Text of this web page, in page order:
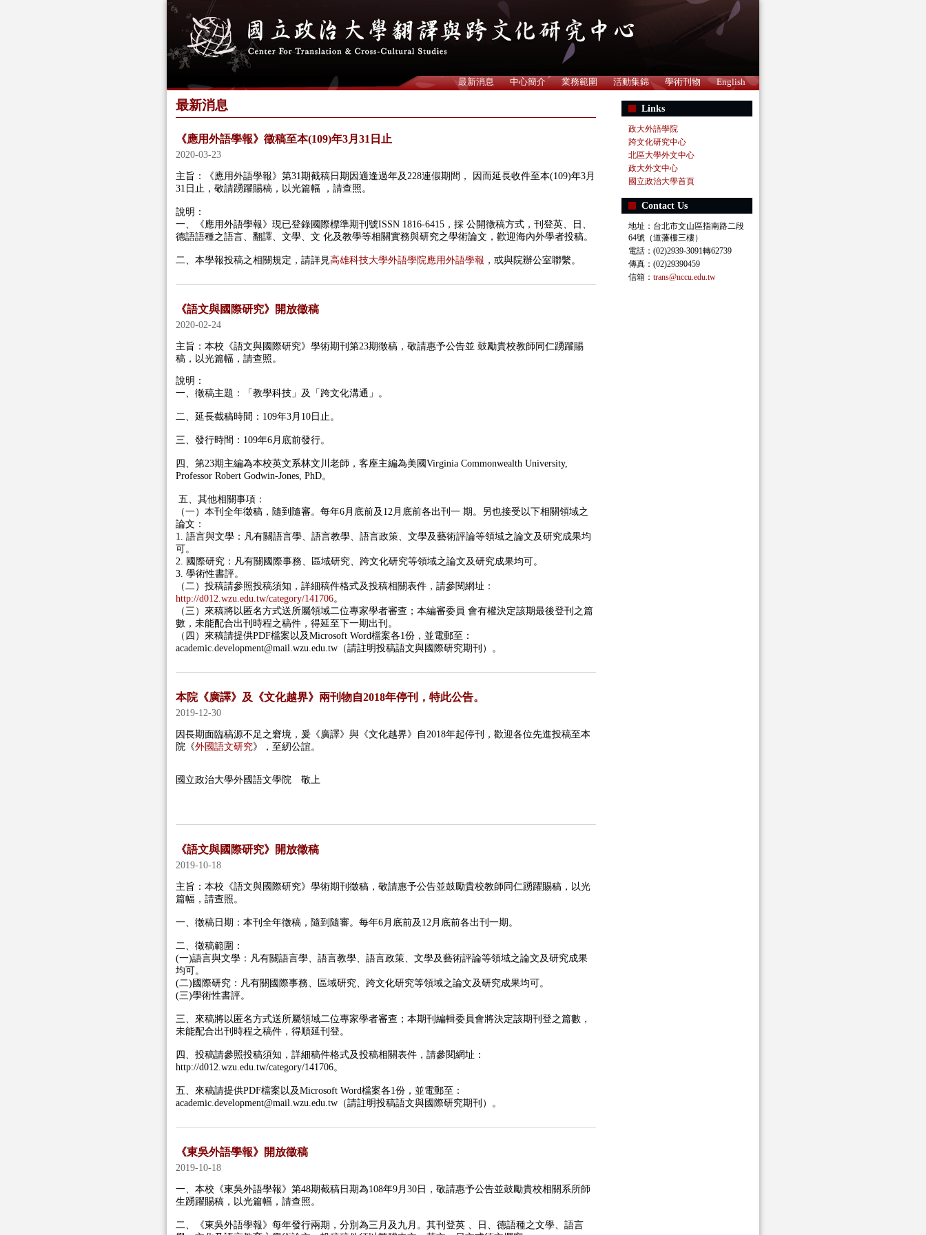
最新消息 中心簡介 業務範圍 活動集錦 學術刊物 English
最新消息
《應用外語學報》徵稿至本(109)年3月31日止
2020-03-23
主旨：《應用外語學報》第31期截稿日期因適逢過年及228連假期間， 因而延長收件至本(109)年3月
31日止，敬請踴躍賜稿，以光篇幅 ，請查照。
說明：
一、《應用外語學報》現已登錄國際標準期刊號ISSN 1816-6415，採 公開徵稿方式，刊登英、日、
德語語種之語言、翻譯、文學、文 化及教學等相關實務與研究之學術論文，歡迎海內外學者投稿。
二、本學報投稿之相關規定，請詳見高雄科技大學外語學院應用外語學報 ，或與院辦公室聯繫。
《語文與國際研究》開放徵稿
2020-02-24
主旨：本校《語文與國際研究》學術期刊第23期徵稿，敬請惠予公告並 鼓勵貴校教師同仁踴躍賜
稿，以光篇幅，請查照。
說明：
一、徵稿主題：「教學科技」及「跨文化溝通」。
二、延長截稿時間： 109年3月 10 日止。
三、發行時間： 109年6月底前發行。
四、第23期主編為本校英文系林文川老師，客座主編為美國Virginia Commonwealth University,
Professor Robert Godwin-Jones, PhD。
五、其他相關事項：
（一）本刊全年徵稿，隨到隨審。每年6月底前及12月底前各出刊一 期。另也接受以下相關領域之
論文：
1. 語言與文學：凡有關語言學、語言教學、語言政策、文學及藝術評論等領域之論文及研究成果均
可。
2. 國際研究：凡有關國際事務、區域研究、跨文化研究等領域之論文及研究成果均可。
3. 學術性書評。
（二）投稿請參照投稿須知，詳細稿件格式及投稿相關表件，請參閱網址：
http://d012.wzu.edu.tw/category/141706。
（三）來稿將以匿名方式送所屬領域二位專家學者審查；本編審委員 會有權決定該期最後登刊之篇
數，未能配合出刊時程之稿件，得延至下一期出刊。
（四）來稿請提供PDF檔案以及Microsoft Word檔案各1份，並電郵至：
academic.development@mail.wzu.edu.tw（請註明投稿語文與國際研究期刊） 。
本院《廣譯》及《文化越界》兩刊物自2018年停刊，特此公告。
2019-12-30
因長期面臨稿源不足之窘境，爰《廣譯》與《文化越界》自2018年起停刊，歡迎各位先進投稿至本
院《外國語文研究》，至紉公誼。
國立政治大學外國語文學院 敬上
《語文與國際研究》開放徵稿
2019-10-18
主旨：本校《語文與國際研究》學術期刊徵稿，敬請惠予公告並鼓勵貴校教師同仁踴躍賜稿，以光
篇幅，請查照。
一、徵稿日期：本刊全年徵稿，隨到隨審。每年6月底前及 12月底前各出刊一期。
二、徵稿範圍：
(一)語言與文學：凡有關語言學、語言教學、語言政策、文學及藝術評論等領域之論文及研究成果
均可。
(二) 國際研究：凡有關國際事務、區域研究、跨文化研究等領域之論文及研究成果均可。
(三)學術性書評。
三、來稿將以匿名方式送所屬領域二位專家學者審查；本期刊編輯委員會將決定該期刊登之篇數，
未能配合出刊時程之稿件，得順延刊登。
四、投稿請參照投稿須知，詳細稿件格式及投稿相關表件，請參閱網址：
http://d012.wzu.edu.tw/category/141706。
五、來稿請提供PDF檔案以及Microsoft Word檔案各1份，並電郵至：
academic.development@mail.wzu.edu.tw （請註明投稿語文與國際研究期刊）。
《東吳外語學報》開放徵稿
2019-10-18
一、本校《東吳外語學報》第48期截稿日期為108年9月30日，敬請惠予公告並鼓勵貴校相關系所師
生踴躍賜稿，以光篇幅，請查照。
二、《東吳外語學報》每年發行兩期，分別為三月及九月。其刊登英 、日、德語種之文學、語言
Links
政大外語學院
跨文化研究中心
北區大學外文中心
政大外文中心
國立政治大學首頁
Contact Us
地址：台北市文山區指南路二段
64號（道藩樓三樓）
電話：(02)2939-3091轉62739
傳真：(02)29390459
信箱： trans@nccu.edu.tw